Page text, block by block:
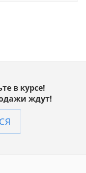
в курсе!
ждут!